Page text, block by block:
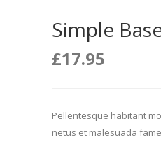
Simple
£17.95
Pellentesque habitant
netus et malesuada